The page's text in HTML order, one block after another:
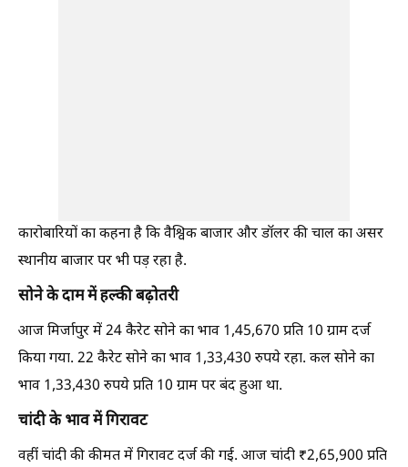
कारोबारियों का कहना है कि वैश्विक बाजार और डॉलर की चाल का असर
स्थानीय बाजार पर भी पड़ रहा है.
सोने के दाम में हल्की बढ़ोतरी
आज मिर्जापुर में 24 कैरेट सोने का भाव 1,45,670 प्रति 10 ग्राम दर्ज
किया गया. 22 कैरेट सोने का भाव 1,33,430 रुपये रहा. कल सोने का
भाव 1,33,430 रुपये प्रति 10 ग्राम पर बंद हुआ था.
चांदी के भाव में गिरावट
वहीं चांदी की कीमत में गिरावट दर्ज की गई. आज चांदी ₹2,65,900 प्रति